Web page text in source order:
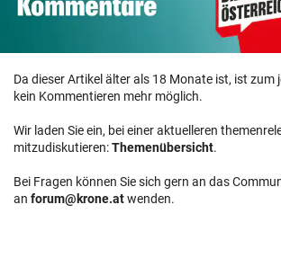
Da dieser Artikel älter als 18 Monate ist, ist zum
kein Kommentieren mehr möglich.
Wir laden Sie ein, bei einer aktuelleren
mitzudiskutieren:Themenübersicht.
Bei Fragen können Sie sich gern an das
an forum@krone.atwenden.